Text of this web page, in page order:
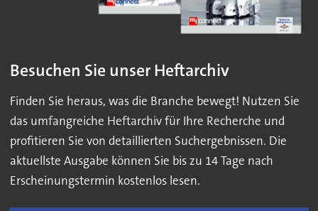
Besuchen Sie unser Heftarchiv
Finden Sie heraus, was die Branche bewegt! Nutzen Sie
das umfangreiche Heftarchiv für Ihre Recherche und
profitieren Sie von detaillierten Suchergebnissen. Die
aktuellste Ausgabe können Sie bis zu 14 Tage nach
Erscheinungstermin kostenlos lesen.